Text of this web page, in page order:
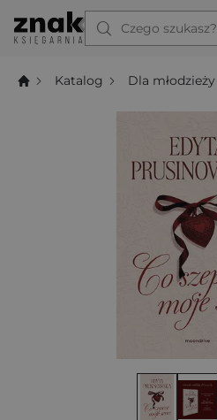
Czego szukasz?
Katalog Dla młodzieży